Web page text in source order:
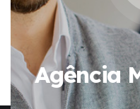
Agência